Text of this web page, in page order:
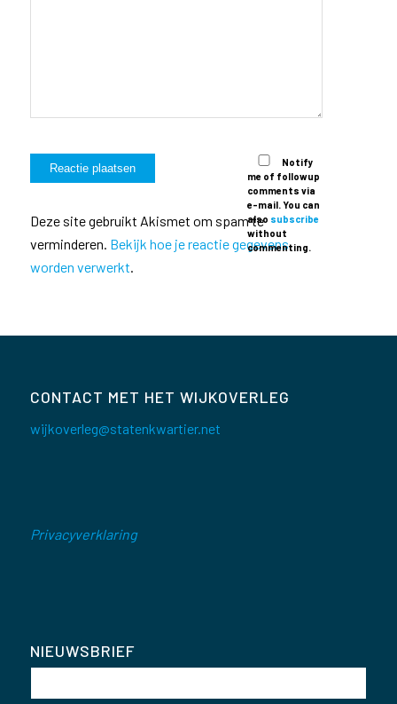
Notify
me of followup
comments via
e-mail. You can
also subscribe
without
commenting.
Deze site gebruikt Akismet om spam te
verminderen. Bekijk hoe je reactie gegevens
worden verwerkt.
CONTACT MET HET WIJKOVERLEG
wijkoverleg@statenkwartier.net
Privacyverklaring
NIEUWSBRIEF